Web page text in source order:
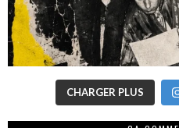
CHARGER PLUS